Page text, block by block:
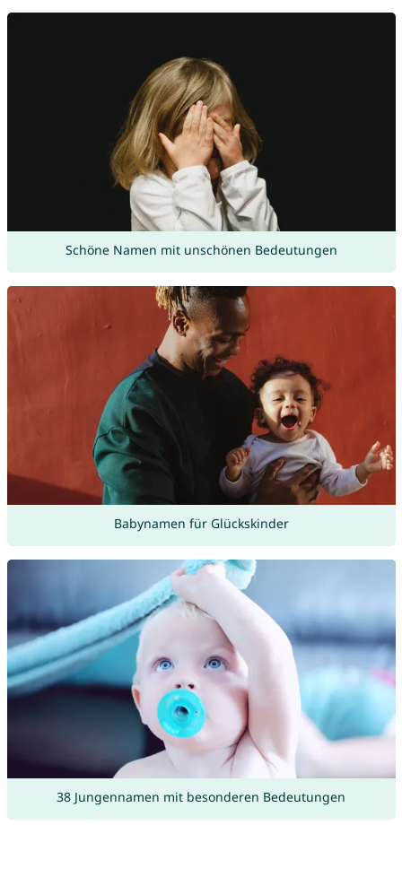
Schöne Namen mit unschönen Bedeutungen
Babynamen für Glückskinder
38 Jungennamen mit besonderen Bedeutungen